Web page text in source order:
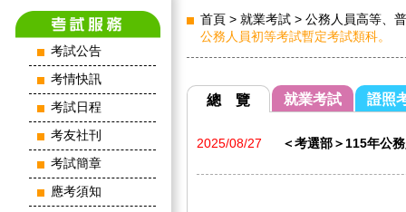
考試公告
考情快訊
考試日程
考友社刊
考試簡章
應考須知
首頁 > 就業考試 > 公務人員高等、
公務人員初等考試暫定考試類科。
總 覽 就業考試 證照
2025/08/27 ＜考選部＞115年公